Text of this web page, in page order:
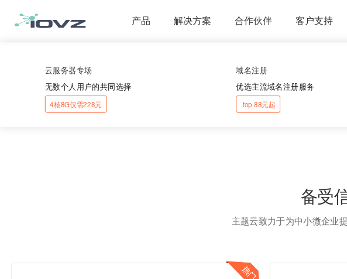
产品 解决方案 合作伙伴 客户支持
云服务器专场
无数个人用户的共同选择
4核8G仅需228元
域名注册
优选主流域名注册服务
.top 88元起
备受
主题云致力于为中小微企业